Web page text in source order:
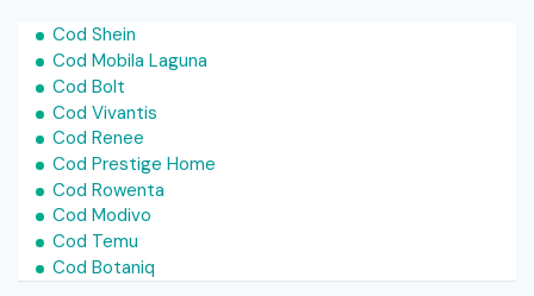
Cod Shein
Cod Mobila Laguna
Cod Bolt
Cod Vivantis
Cod Renee
Cod Prestige Home
Cod Rowenta
Cod Modivo
Cod Temu
Cod Botaniq